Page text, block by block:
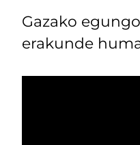
Gazako
erakunde